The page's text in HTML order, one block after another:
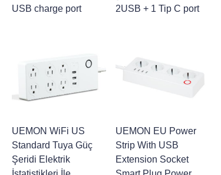
USB charge port
2USB + 1 Tip C port
UEMON WiFi US
Standard Tuya Güç
Şeridi Elektrik
UEMON EU Power
Strip With USB
Extension Socket